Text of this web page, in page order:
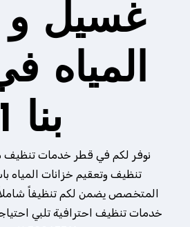
غسيل و
المياه
بنا 70067311
نوفر لكم في قطر خدمات تنظيف
تنظيف وتعقيم خزانات المياه
المتخصص يضمن لكم تنظيفاً شاملاً
خدمات تنظيف احترافية تلبي